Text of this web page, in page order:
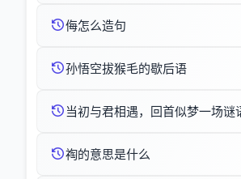
侮怎么造句
孙悟空拔猴毛的歇后语
当初与君相遇，回首似梦一场谜
祹的意思是什么